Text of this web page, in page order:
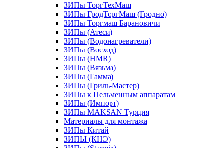
ЗИПы ТоргТехМаш
ЗИПы ГродТоргМаш (Гродно)
ЗИПы Торгмаш Барановичи
ЗИПы (Атеси)
ЗИПы (Водонагреватели)
ЗИПы (Восход)
ЗИПы (HMR)
ЗИПы (Вязьма)
ЗИПы (Гамма)
ЗИПы (Гриль-Мастер)
ЗИПы к Пельменным аппаратам
ЗИПы (Импорт)
ЗИПы MAKSAN Турция
Материалы для монтажа
ЗИПы Китай
ЗИПЫ (КНЭ)